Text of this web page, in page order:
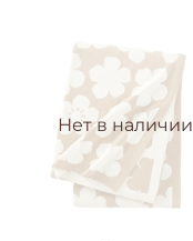
Нет в наличии